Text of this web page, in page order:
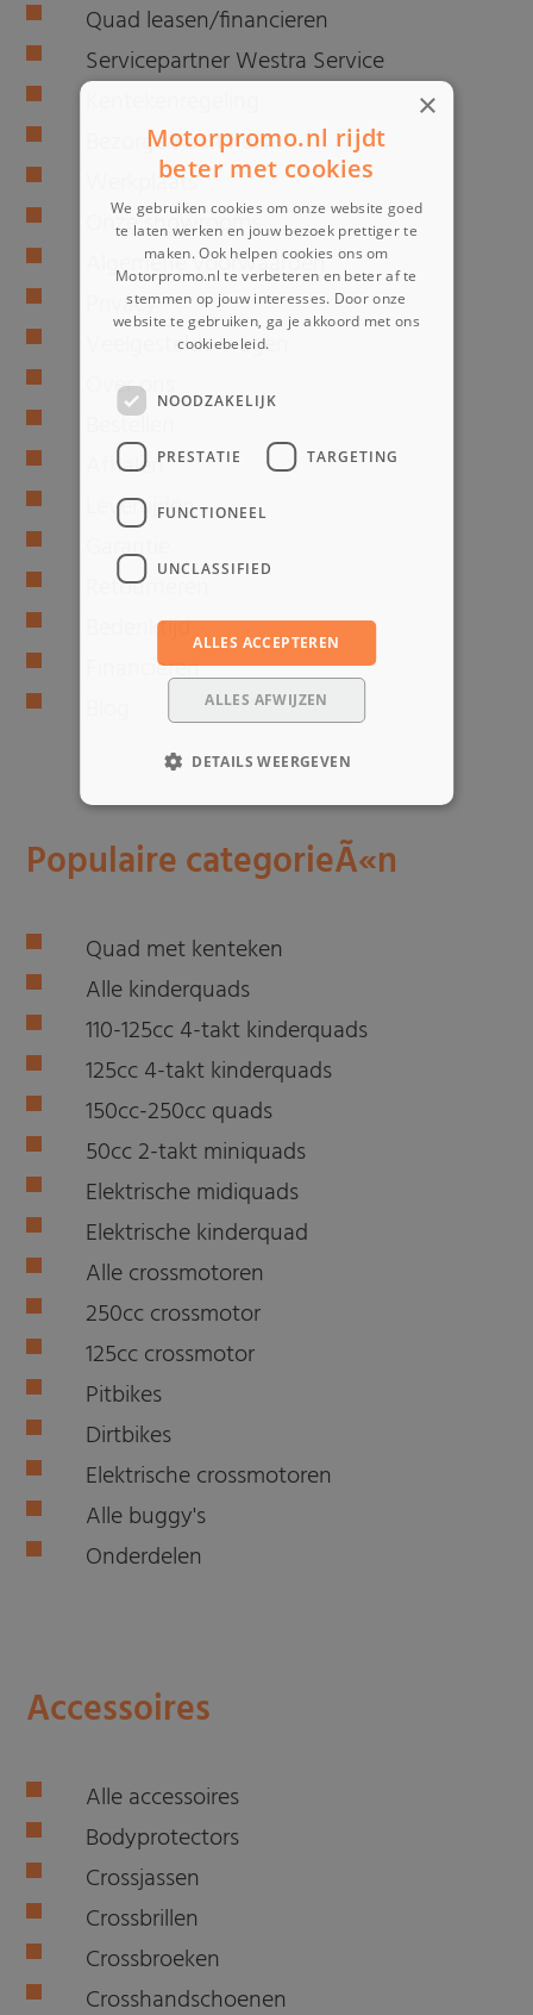
Quad leasen/financieren
Servicepartner Westra Service
Bezorgen aan huis
Werkplaats
Onze showrooms
Algemene voorwaarden
Privacy
Veelgestelde vragen
Over ons
Bestellen
Afhalen
Levertijden
Garantie
Retourneren
Bedenktijd
Financieren
Populaire categorieÃ«n
Quad met kenteken
Alle kinderquads
110-125cc 4-takt kinderquads
125cc 4-takt kinderquads
150cc-250cc quads
50cc 2-takt miniquads
Elektrische midiquads
Elektrische kinderquad
Alle crossmotoren
250cc crossmotor
125cc crossmotor
Pitbikes
Dirtbikes
Elektrische crossmotoren
Alle buggy's
Onderdelen
Accessoires
Alle accessoires
Bodyprotectors
Crossjassen
Crossbrillen
Crossbroeken
Crosshandschoenen
×
Motorpromo.nl rijdt
beter met cookies
We gebruiken cookies om onze website goed
te laten werken en jouw bezoek prettiger te
maken. Ook helpen cookies ons om
Motorpromo.nl te verbeteren en beter af te
stemmen op jouw interesses. Door onze
website te gebruiken, ga je akkoord met ons
cookiebeleid.
NOODZAKELIJK
PRESTATIE TARGETING
FUNCTIONEEL
UNCLASSIFIED
ALLES ACCEPTEREN
ALLES AFWIJZEN
DETAILS WEERGEVEN